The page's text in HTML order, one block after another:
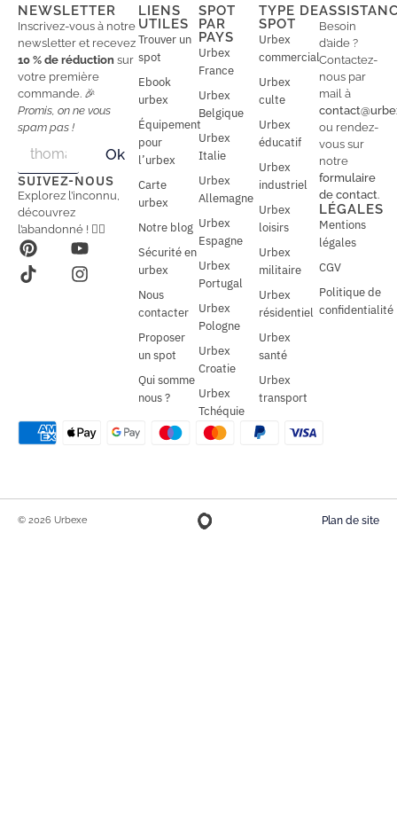
NEWSLETTER
Inscrivez-vous à notre
newsletter et recevez
10 % de réduction sur
votre première
commande. 🎉
Promis, on ne vous
spam pas !
a
i
l
a
i
l
*
Ok
SUIVEZ-NOUS
Explorez l’inconnu,
découvrez
l’abandonné ! 🕵️‍♂️
LIENS
UTILES
Trouver un
spot
Ebook
urbex
Équipement
pour
l’urbex
Carte
urbex
Notre blog
Sécurité en
urbex
Nous
contacter
Proposer
un spot
Qui somme
nous ?
SPOT
PAR
PAYS
Urbex
France
Urbex
Belgique
Urbex
Italie
Urbex
Allemagne
Urbex
Espagne
Urbex
Portugal
Urbex
Pologne
Urbex
Croatie
Urbex
Tchéquie
TYPE DE
SPOT
Urbex
commercial
Urbex
culte
Urbex
éducatif
Urbex
industriel
Urbex
loisirs
Urbex
militaire
Urbex
résidentiel
Urbex
santé
Urbex
transport
Besoin
d’aide ?
Contactez-
nous par
mail à
ou rendez-
vous sur
notre
formulaire
de contact.
LÉGALES
Mentions
légales
CGV
Politique de
confidentialité
© 2026 Urbexe Plan de site